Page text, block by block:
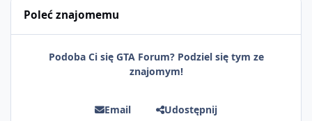
Poleć znajomemu
Podoba Ci się GTA Forum? Podziel się tym ze
znajomym!
Email Udostępnij